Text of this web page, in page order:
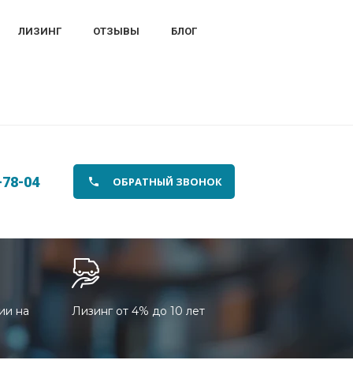
ЛИЗИНГ ОТЗЫВЫ БЛОГ
04 ОБРАТНЫЙ ЗВОНОК
на
Лизинг от 4% до 10 лет